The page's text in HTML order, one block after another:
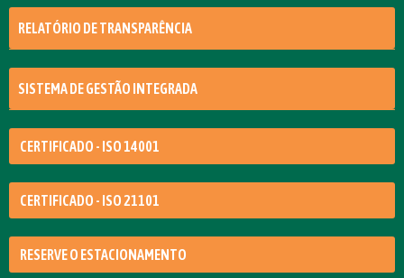
RELATÓRIO DE TRANSPARÊNCIA
SISTEMA DE GESTÃO INTEGRADA
CERTIFICADO - ISO 14001
CERTIFICADO - ISO 21101
RESERVE O ESTACIONAMENTO